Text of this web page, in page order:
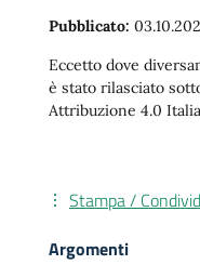
Pubblicato:
Eccetto dove
è stato rilasciato
Attribuzione 4.0
Stampa /
Argomenti